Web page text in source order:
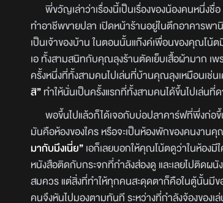
พี่ขวัญเล่าว่าเรื่องนี้เป็นเรื่องของน้องคนหนึ่งชื่อ
ทำอาชีพขายปลา เปิดหน้าร้านอยู่ในตึกอาคารพ
เป็นเจ้าของบ้าน ในตอนนั้นแก๊งค์เพื่อนของคุณโน้ต
เอ ทั้งสามสนิทกับคุณลุงร้านตัดเย็บเสื้อผ้ามาก เ
ครั้งหนึ่งที่ทั้งสามคนไปเล่นที่บ้านคุณลุงเหมือนเช่
สิ”ทำให้นั่นเป็นครั้งแรกที่ทั้งสามคนได้ขึ้นไปเล่น
พอขึ้นไปแล้วก็ได้เจอกับบ่อปลาคาร์ฟที่พึ่งก่อ
มันคือห้องของใคร หรือจะเป็นห้องพักของคนงาน
มากับมึงเนี่ย”เอก็เลยบอกให้คุณโน้ตดูว่าในห้องมี
หนังสือติดกับกระจกที่กำลังส่องดู และเลยไปติดผ
สมควร แต่สิ่งที่ทำให้ทุกคนสะดุดตาก็คือในตู้นั้นมี
คนจึงหันไปมองตามทันที ระหว่างที่กำลังจ้องของ